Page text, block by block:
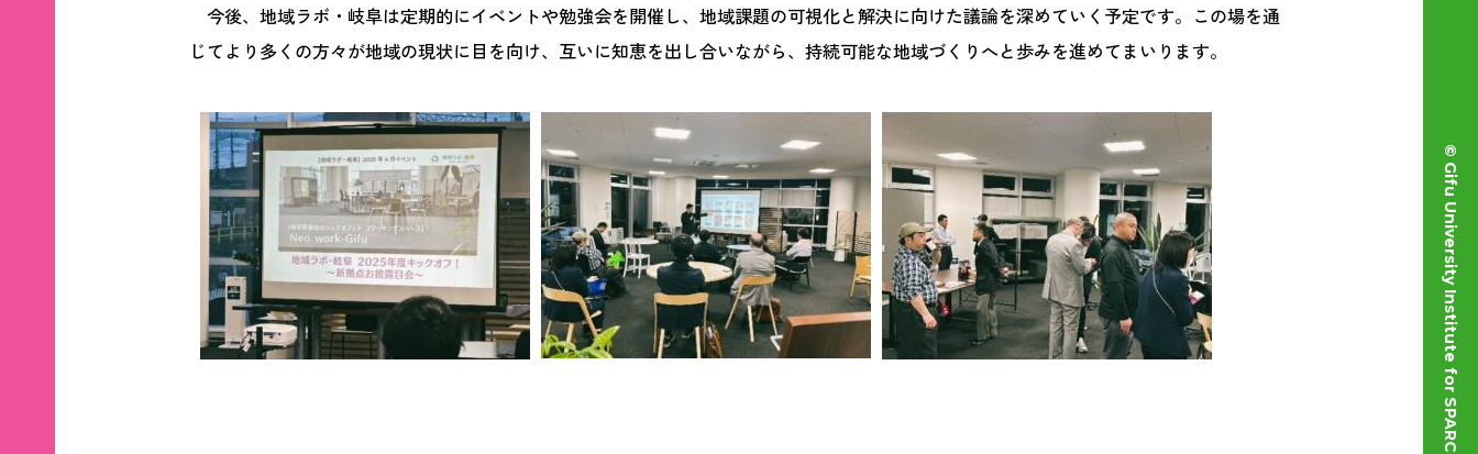
今後、地域ラボ・岐阜は定期的にイベントや勉強会を開催し、地域課題の可視化と解決に向けた議論を深めていく予定です。この場を通
じてより多くの方々が地域の現状に目を向け、互いに知恵を出し合いながら、持続可能な地域づくりへと歩みを進めてまいります。
© Gifu University Institute for SPARC-GIFU